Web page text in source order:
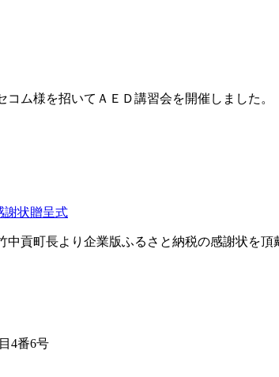
コム様を招いてＡＥＤ講習会を開催しました
謝状贈呈式
中貢町長より企業版ふるさと納税の感謝状を
4番6号